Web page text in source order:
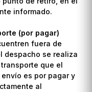
informado.
(por pagar)
fuera de
despacho se realiza
que el
es por pagar y
al